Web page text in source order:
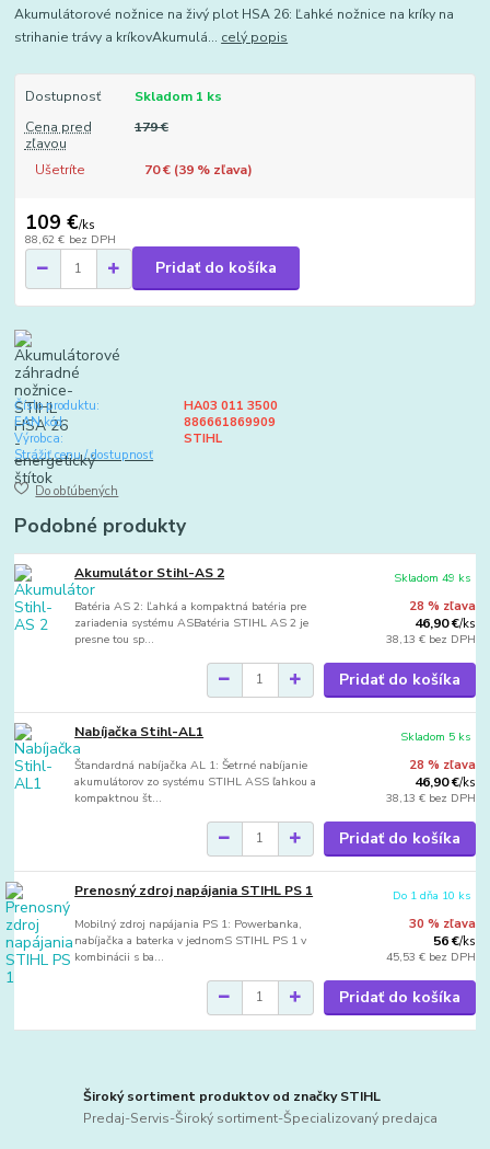
Akumulátorové nožnice na živý plot HSA 26: Ľahké nožnice na kríky na
strihanie trávy a kríkovAkumulá... celý popis
Dostupnosť
Skladom 1 ks
Cena pred
zľavou
179 €
Ušetríte 70 € (39% zľava)
109 €/ks
88,62 € bez DPH
Pridať do košíka
Číslo produktu:
HA03 011 3500
EAN kód:
886661869909
Výrobca:
STIHL
Strážiť cenu / dostupnosť
Do obľúbených
Podobné produkty
Akumulátor Stihl-AS 2
Batéria AS 2: Ľahká a kompaktná batéria pre
zariadenia systému ASBatéria STIHL AS 2 je
presne tou sp...
28 % zľava
46,90 €/ks
38,13 € bez DPH
Skladom 49 ks
Pridať do košíka
Nabíjačka Stihl-AL1
Štandardná nabíjačka AL 1: Šetrné nabíjanie
akumulátorov zo systému STIHL ASS ľahkou a
kompaktnou št...
28 % zľava
46,90 €/ks
38,13 € bez DPH
Skladom 5 ks
Pridať do košíka
Prenosný zdroj napájania STIHL PS 1
Mobilný zdroj napájania PS 1: Powerbanka,
nabíjačka a baterka v jednomS STIHL PS 1 v
kombinácii s ba...
30 % zľava
56 €/ks
45,53 € bez DPH
Do 1 dňa 10 ks
Pridať do košíka
Široký sortiment produktov od značky STIHL
Predaj-Servis-Široký sortiment-Špecializovaný predajca